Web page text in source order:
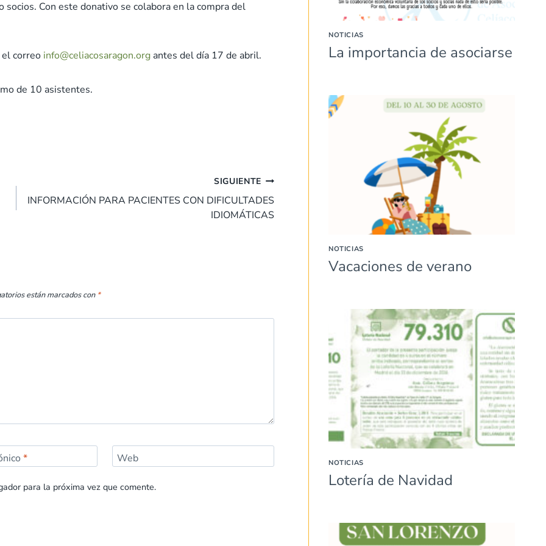
Con este donativo se colabora en la compra del
correo info@celiacosaragon.org antes del día 17 de abril.
de 10 asistentes.
SIGUIENTE
INFORMACIÓN PARA PACIENTES CON DIFICULTADES
IDIOMÁTICAS
están marcados con *
* Web
para la próxima vez que comente.
NOTICIAS
La importancia de asociarse
NOTICIAS
Vacaciones de verano
NOTICIAS
Lotería de Navidad